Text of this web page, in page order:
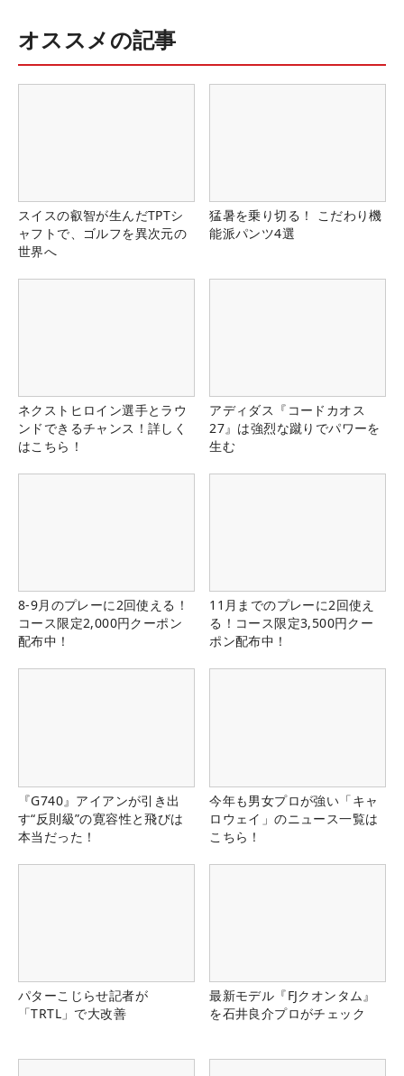
オススメの記事
スイスの叡智が生んだTPTシ
ャフトで、ゴルフを異次元の
世界へ
猛暑を乗り切る！ こだわり機
能派パンツ4選
ネクストヒロイン選手とラウ
ンドできるチャンス！詳しく
はこちら！
アディダス『コードカオス
27』は強烈な蹴りでパワーを
生む
8-9月のプレーに2回使える！
コース限定2,000円クーポン
配布中！
11月までのプレーに2回使え
る！コース限定3,500円クー
ポン配布中！
『G740』アイアンが引き出
す“反則級”の寛容性と飛びは
本当だった！
今年も男女プロが強い「キャ
ロウェイ」のニュース一覧は
こちら！
パターこじらせ記者が
「TRTL」で大改善
最新モデル『FJクオンタム』
を石井良介プロがチェック